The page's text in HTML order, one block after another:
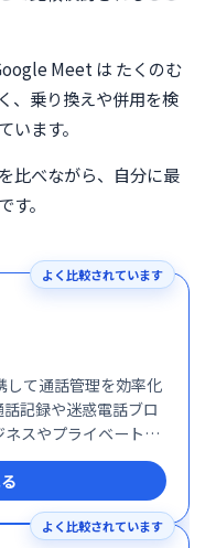
Meet は たくのむ
、乗り換えや併用を検
ます。
比べながら、自分に最
。
よく比較されています
て通話管理を効率化
記録や迷惑電話ブロ
スやプライベートで
トします。
よく比較されています